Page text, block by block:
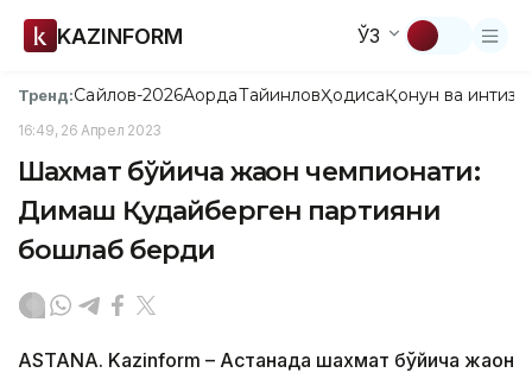
KAZINFORM ЎЗ
Тренд:Сайлов-2026АқордаТайинловҲодисаҚонун ва
16:49, 26 Апрел 2023
Шахмат бўйича жаҳон чемпионати:
Димаш Қудайберген партияни
бошлаб берди
ASTANA. Kazinform – Астанада шахмат бўйича жаҳон